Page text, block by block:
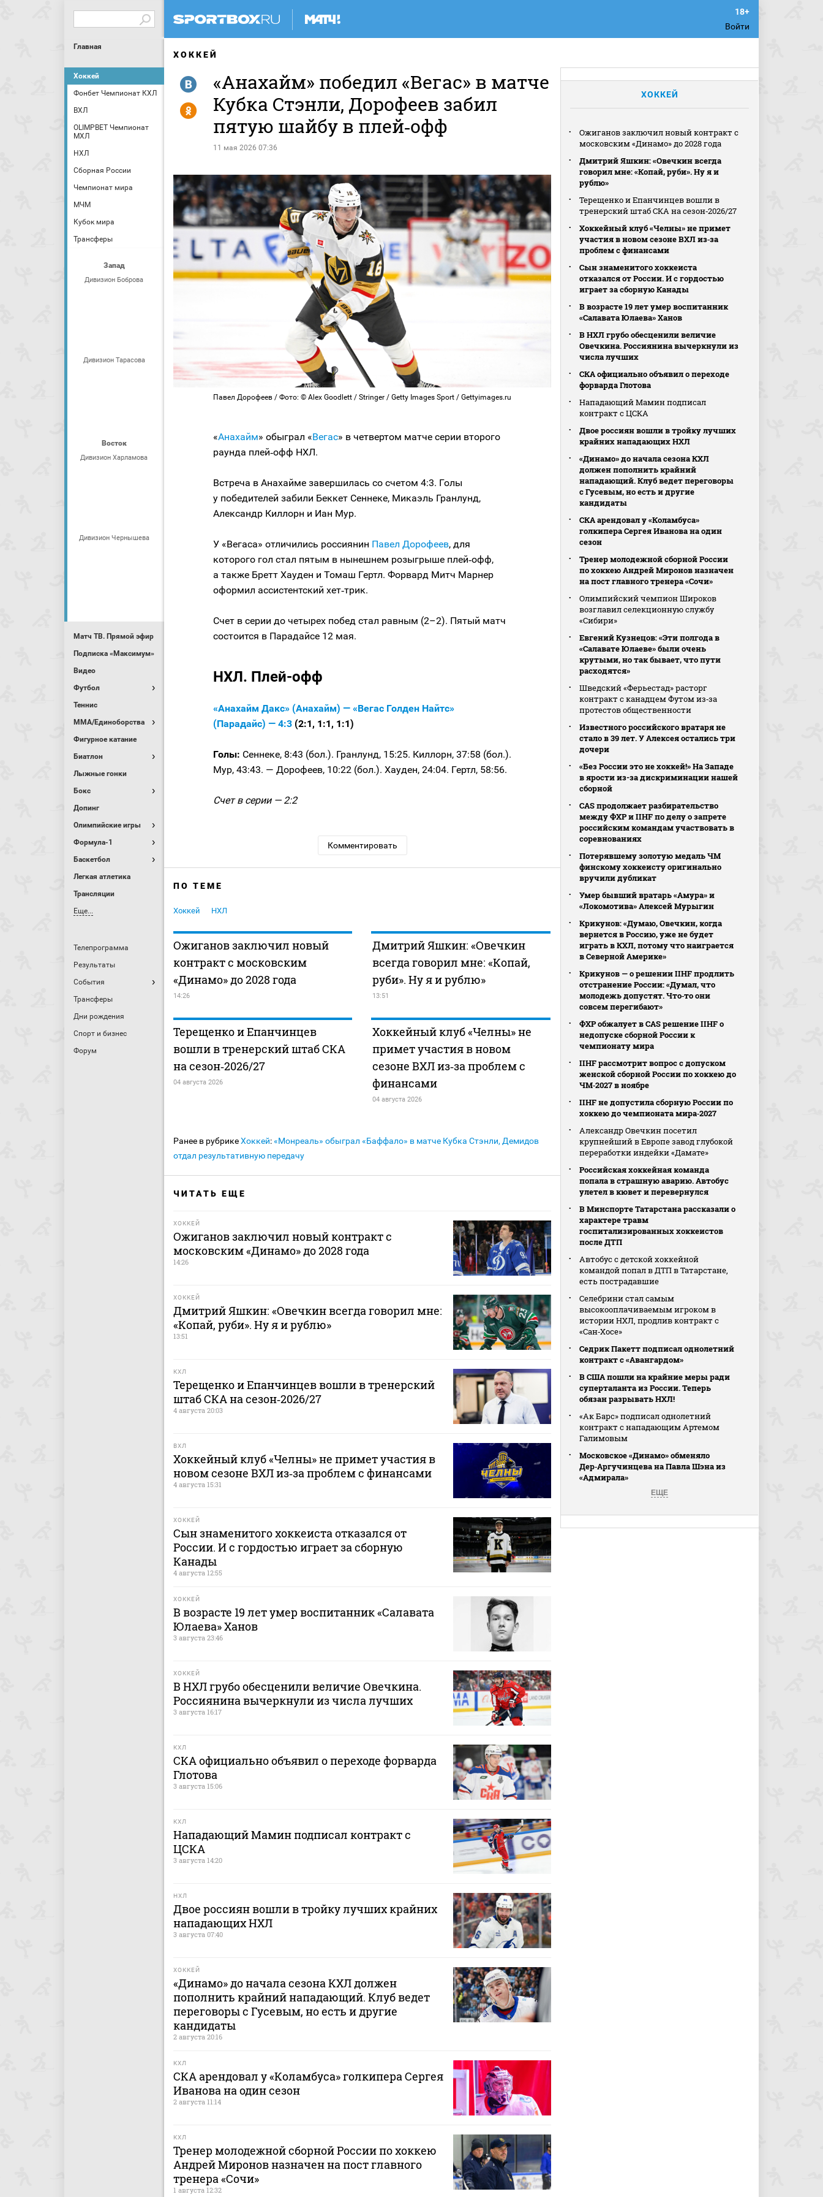
Войти
Главная
Хоккей
Фонбет Чемпионат КХЛ
ВХЛ
OLIMPBET Чемпионат
МХЛ
НХЛ
Сборная России
Чемпионат мира
МЧМ
Кубок мира
Трансферы
Запад
Дивизион Боброва
Дивизион Тарасова
Восток
Дивизион Харламова
Дивизион Чернышева
Матч ТВ. Прямой эфир
Подписка «Максимум»
Видео
Футбол
Теннис
MMA/Единоборства
Фигурное катание
Биатлон
Лыжные гонки
Бокс
Допинг
Олимпийские игры
Формула-1
Баскетбол
Легкая атлетика
Трансляции
Еще...
Телепрограмма
Результаты
События
Трансферы
Дни рождения
Спорт и бизнес
Форум
ХОККЕЙ
«Анахайм» победил «Вегас» в матче
Кубка Стэнли, Дорофеев забил
пятую шайбу в плей‑офф
11 мая 2026 07:36
R
Y
Павел Дорофеев / Фото: © Alex Goodlett / Stringer / Getty Images Sport / Gettyimages.ru
«Анахайм» обыграл «Вегас» в четвертом матче серии второго
раунда плей‑офф НХЛ.
Встреча в Анахайме завершилась со счетом 4:3. Голы
у победителей забили Беккет Сеннеке, Микаэль Гранлунд,
Александр Киллорн и Иан Мур.
У «Вегаса» отличились россиянин Павел Дорофеев, для
которого гол стал пятым в нынешнем розыгрыше плей‑офф,
а также Бретт Хауден и Томаш Гертл. Форвард Митч Марнер
оформил ассистентский хет‑трик.
Счет в серии до четырех побед стал равным (2–2). Пятый матч
состоится в Парадайсе 12 мая.
НХЛ. Плей-офф
«Анахайм Дакс» (Анахайм) — «Вегас Голден Найтс»
(Парадайс) — 4:3 (2:1, 1:1, 1:1)
Голы: Сеннеке, 8:43 (бол.). Гранлунд, 15:25. Киллорн, 37:58 (бол.).
Мур, 43:43. — Дорофеев, 10:22 (бол.). Хауден, 24:04. Гертл, 58:56.
Счет в серии — 2:2
Комментировать
ПО ТЕМЕ
Хоккей НХЛ
Ожиганов заключил новый
контракт с московским
«Динамо» до 2028 года
14:26
Дмитрий Яшкин: «Овечкин
всегда говорил мне: «Копай,
руби». Ну я и рублю»
13:51
Терещенко и Епанчинцев
вошли в тренерский штаб СКА
на сезон‑2026/27
04 августа 2026
Хоккейный клуб «Челны» не
примет участия в новом
сезоне ВХЛ из‑за проблем с
финансами
04 августа 2026
Ранее в рубрикеХоккей:«Монреаль» обыграл «Баффало» в матче Кубка Стэнли, Демидов
отдал результативную передачу
ЧИТАТЬ ЕЩЕ
ХОККЕЙ
Ожиганов заключил новый контракт с
московским «Динамо» до 2028 года
14:26
ХОККЕЙ
Дмитрий Яшкин: «Овечкин всегда говорил мне:
«Копай, руби». Ну я и рублю»
13:51
КХЛ
Терещенко и Епанчинцев вошли в тренерский
штаб СКА на сезон‑2026/27
4 августа 20:03
ВХЛ
Хоккейный клуб «Челны» не примет участия в
новом сезоне ВХЛ из‑за проблем с финансами
4 августа 15:31
ХОККЕЙ
Сын знаменитого хоккеиста отказался от
России. И с гордостью играет за сборную
Канады
4 августа 12:55
ХОККЕЙ
В возрасте 19 лет умер воспитанник «Салавата
Юлаева» Ханов
3 августа 23:46
ХОККЕЙ
В НХЛ грубо обесценили величие Овечкина.
Россиянина вычеркнули из числа лучших
3 августа 16:17
КХЛ
СКА официально объявил о переходе форварда
Глотова
3 августа 15:06
КХЛ
Нападающий Мамин подписал контракт с
ЦСКА
3 августа 14:20
НХЛ
Двое россиян вошли в тройку лучших крайних
нападающих НХЛ
3 августа 07:40
ХОККЕЙ
«Динамо» до начала сезона КХЛ должен
пополнить крайний нападающий. Клуб ведет
переговоры с Гусевым, но есть и другие
кандидаты
2 августа 20:16
КХЛ
СКА арендовал у «Коламбуса» голкипера Сергея
Иванова на один сезон
2 августа 11:14
КХЛ
Тренер молодежной сборной России по хоккею
Андрей Миронов назначен на пост главного
тренера «Сочи»
1 августа 12:32
ХОККЕЙ
Ожиганов заключил новый контракт с
московским «Динамо» до 2028 года
Дмитрий Яшкин: «Овечкин всегда
говорил мне: «Копай, руби». Ну я и
рублю»
Терещенко и Епанчинцев вошли в
тренерский штаб СКА на сезон‑2026/27
Хоккейный клуб «Челны» не примет
участия в новом сезоне ВХЛ из‑за
проблем с финансами
Сын знаменитого хоккеиста
отказался от России. И с гордостью
играет за сборную Канады
В возрасте 19 лет умер воспитанник
«Салавата Юлаева» Ханов
В НХЛ грубо обесценили величие
Овечкина. Россиянина вычеркнули из
числа лучших
СКА официально объявил о переходе
форварда Глотова
Нападающий Мамин подписал
контракт с ЦСКА
Двое россиян вошли в тройку лучших
крайних нападающих НХЛ
«Динамо» до начала сезона КХЛ
должен пополнить крайний
нападающий. Клуб ведет переговоры
с Гусевым, но есть и другие
кандидаты
СКА арендовал у «Коламбуса»
голкипера Сергея Иванова на один
сезон
Тренер молодежной сборной России
по хоккею Андрей Миронов назначен
на пост главного тренера «Сочи»
Олимпийский чемпион Широков
возглавил селекционную службу
«Сибири»
Евгений Кузнецов: «Эти полгода в
«Салавате Юлаеве» были очень
крутыми, но так бывает, что пути
расходятся»
Шведский «Ферьестад» расторг
контракт с канадцем Футом из‑за
протестов общественности
Известного российского вратаря не
стало в 39 лет. У Алексея остались три
дочери
«Без России это не хоккей!» На Западе
в ярости из-за дискриминации нашей
сборной
CAS продолжает разбирательство
между ФХР и IIHF по делу о запрете
российским командам участвовать в
соревнованиях
Потерявшему золотую медаль ЧМ
финскому хоккеисту оригинально
вручили дубликат
Умер бывший вратарь «Амура» и
«Локомотива» Алексей Мурыгин
Крикунов: «Думаю, Овечкин, когда
вернется в Россию, уже не будет
играть в КХЛ, потому что наиграется
в Северной Америке»
Крикунов — о решении IIHF продлить
отстранение России: «Думал, что
молодежь допустят. Что‑то они
совсем перегибают»
ФХР обжалует в CAS решение IIHF о
недопуске сборной России к
чемпионату мира
IIHF рассмотрит вопрос с допуском
женской сборной России по хоккею до
ЧМ‑2027 в ноябре
IIHF не допустила сборную России по
хоккею до чемпионата мира‑2027
Александр Овечкин посетил
крупнейший в Европе завод глубокой
переработки индейки «Дамате»
Российская хоккейная команда
попала в страшную аварию. Автобус
улетел в кювет и перевернулся
В Минспорте Татарстана рассказали о
характере травм
госпитализированных хоккеистов
после ДТП
Автобус с детской хоккейной
командой попал в ДТП в Татарстане,
есть пострадавшие
Селебрини стал самым
высокооплачиваемым игроком в
истории НХЛ, продлив контракт с
«Сан‑Хосе»
Седрик Пакетт подписал однолетний
контракт с «Авангардом»
В США пошли на крайние меры ради
суперталанта из России. Теперь
обязан разрывать НХЛ!
«Ак Барс» подписал однолетний
контракт с нападающим Артемом
Галимовым
Московское «Динамо» обменяло
Дер‑Аргучинцева на Павла Шэна из
«Адмирала»
ЕЩЕ